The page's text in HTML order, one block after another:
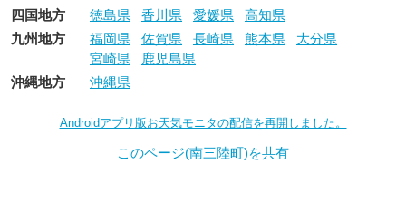
四国地方
徳島県 香川県 愛媛県
高知県
九州地方
福岡県 佐賀県 長崎県 熊本県
大分県
宮崎県
鹿児島県
沖縄地方
沖縄県
Androidアプリ版お天気モニタの配信を再開しました。
このページ(南三陸町)を共有